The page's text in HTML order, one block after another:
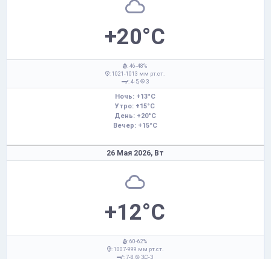
+20°C
: 46-48%
: 1021-1013 мм рт.ст.
: 4-5,
З
Ночь: +13°C
Утро: +15°C
День: +20°C
Вечер: +15°C
26 Мая 2026, Вт
+12°C
: 60-62%
: 1007-999 мм рт.ст.
: 7-8,
З,С-З